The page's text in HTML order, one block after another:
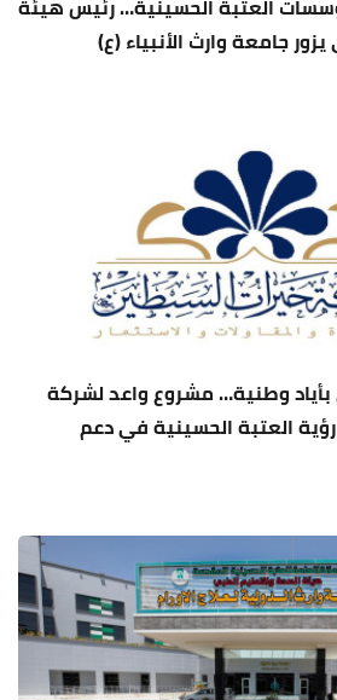
العتبة الحسينية… رئيس هيئة
جامعة وارث الأنبياء (ع)
بأياد وطنية… مشروع واعد لشركة
العتبة الحسينية في دعم